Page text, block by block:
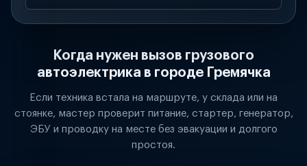
Когда нужен вызов грузового
автоэлектрика в городе Гремячка
Если техника встала на маршруте, у склада или на
стоянке, мастер проверит питание, стартер, генератор,
ЭБУ и проводку на месте без эвакуации и долгого
простоя.